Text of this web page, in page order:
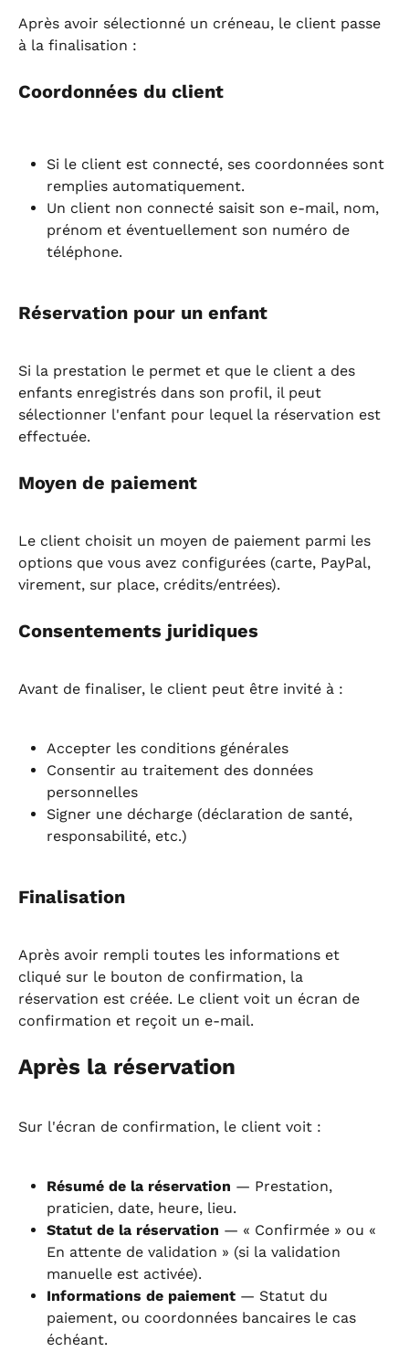
Après avoir sélectionné un créneau, le client passe
à la finalisation :
Coordonnées du client
Si le client est connecté, ses coordonnées sont
remplies automatiquement.
Un client non connecté saisit son e-mail, nom,
prénom et éventuellement son numéro de
téléphone.
Réservation pour un enfant
Si la prestation le permet et que le client a des
enfants enregistrés dans son profil, il peut
sélectionner l'enfant pour lequel la réservation est
effectuée.
Moyen de paiement
Le client choisit un moyen de paiement parmi les
options que vous avez configurées (carte, PayPal,
virement, sur place, crédits/entrées).
Consentements juridiques
Avant de finaliser, le client peut être invité à :
Accepter les conditions générales
Consentir au traitement des données
personnelles
Signer une décharge (déclaration de santé,
responsabilité, etc.)
Finalisation
Après avoir rempli toutes les informations et
cliqué sur le bouton de confirmation, la
réservation est créée. Le client voit un écran de
confirmation et reçoit un e-mail.
Après la réservation
Sur l'écran de confirmation, le client voit :
Résumé de la réservation — Prestation,
praticien, date, heure, lieu.
Statut de la réservation — « Confirmée » ou «
En attente de validation » (si la validation
manuelle est activée).
Informations de paiement — Statut du
paiement, ou coordonnées bancaires le cas
échéant.